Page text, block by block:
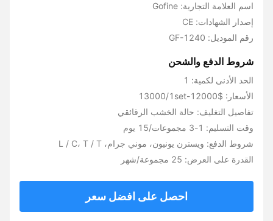
اسم العلامة التجارية: Gofine
إصدار الشهادات: CE
رقم الموديل: GF-1240
شروط الدفع والشحن
الحد الأدنى لكمية: 1
الأسعار: $12000-13000/1set
تفاصيل التغليف: حالة الخشب الرقائقي
وقت التسليم: 1-3 مجموعات/15 يوم
شروط الدفع: ويسترن يونيون، موني جرام، L / C، T / T
القدرة على العرض: 25 مجموعة/شهر
احصل على افضل سعر